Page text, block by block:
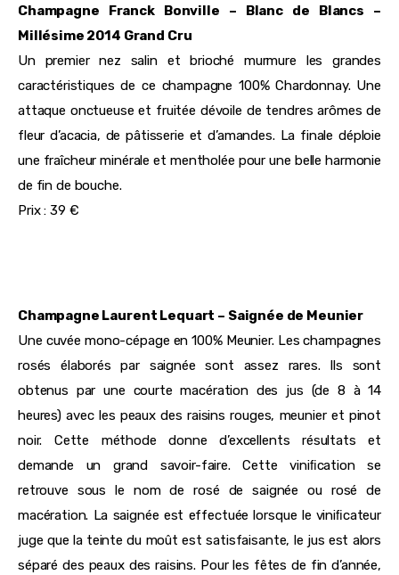
Champagne Franck Bonville – Blanc de Blancs –
Millésime 2014 Grand Cru
Un premier nez salin et brioché murmure les grandes
caractéristiques de ce champagne 100% Chardonnay. Une
attaque onctueuse et fruitée dévoile de tendres arômes de
fleur d’acacia, de pâtisserie et d’amandes. La finale déploie
une fraîcheur minérale et mentholée pour une belle harmonie
de fin de bouche.
Prix : 39 €
Champagne Laurent Lequart – Saignée de Meunier
Une cuvée mono-cépage en 100% Meunier. Les champagnes
rosés élaborés par saignée sont assez rares. Ils sont
obtenus par une courte macération des jus (de 8 à 14
heures) avec les peaux des raisins rouges, meunier et pinot
noir. Cette méthode donne d’excellents résultats et
demande un grand savoir-faire. Cette viniﬁcation se
retrouve sous le nom de rosé de saignée ou rosé de
macération. La saignée est effectuée lorsque le viniﬁcateur
juge que la teinte du moût est satisfaisante, le jus est alors
séparé des peaux des raisins. Pour les fêtes de fin d’année,